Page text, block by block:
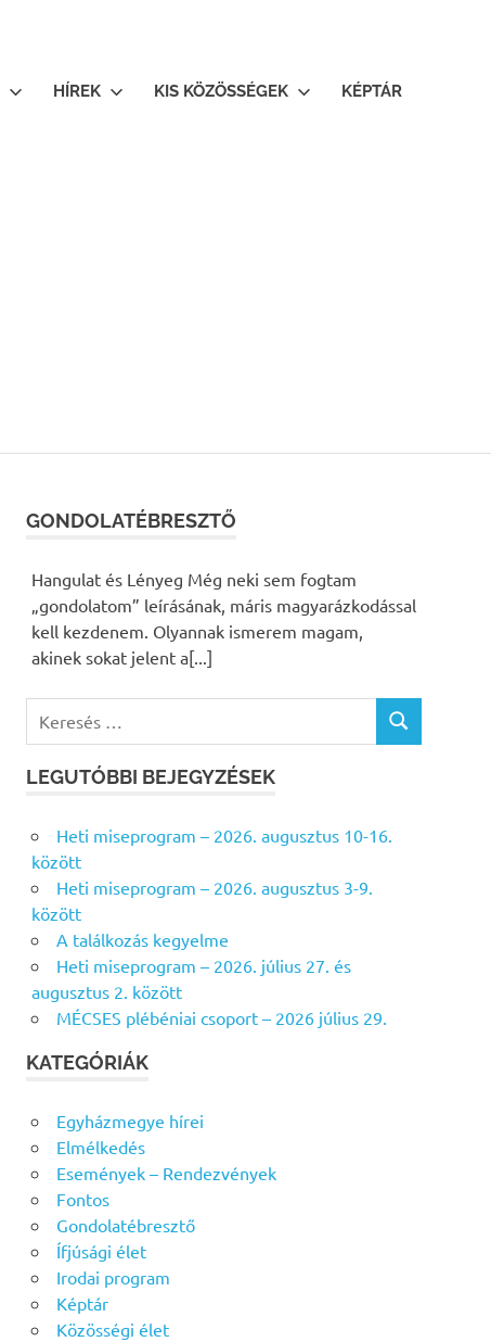
HÍREK KIS KÖZÖSSÉGEK KÉPTÁR
GONDOLATÉBRESZTŐ
Hangulat és Lényeg Még neki sem fogtam
„gondolatom” leírásának, máris magyarázkodással
kell kezdenem. Olyannak ismerem magam,
akinek sokat jelent a[...]
e
é
s
f
o
r
:
K
LEGUTÓBBI BEJEGYZÉSEK
Heti miseprogram – 2026. augusztus 10-16.
között
Heti miseprogram – 2026. augusztus 3-9.
között
A találkozás kegyelme
Heti miseprogram – 2026. július 27. és
augusztus 2. között
MÉCSES plébéniai csoport – 2026 július 29.
KATEGÓRIÁK
Egyházmegye hírei
Elmélkedés
Események – Rendezvények
Fontos
Gondolatébresztő
Ífjúsági élet
Irodai program
Képtár
Közösségi élet